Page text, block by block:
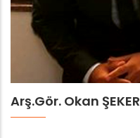
Arş.Gör. Okan ŞEKER